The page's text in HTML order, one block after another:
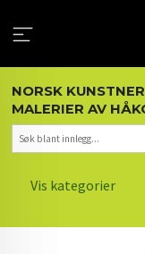
innholdet
NORSK
MALERIER AV
Vis kategorier